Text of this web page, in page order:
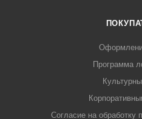
Программа
Согласие на обработку